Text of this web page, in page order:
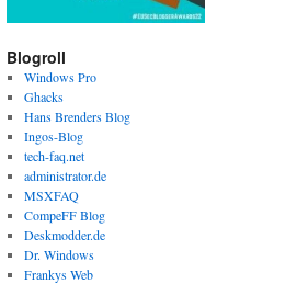
Blogroll
Windows Pro
Ghacks
Hans Brenders Blog
Ingos-Blog
tech-faq.net
administrator.de
MSXFAQ
CompeFF Blog
Deskmodder.de
Dr. Windows
Frankys Web